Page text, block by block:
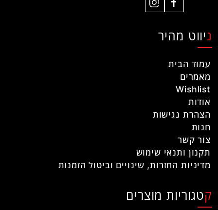
ניווט מהיר
עמוד הבית
מאמרים
Wishlist
אודות
הצהרת נגישות
חנות
צור קשר
תקנון ותנאי שימוש
מדיניות החזרות, שינויים וביטול הזמנות
קטגוריות מוצרים